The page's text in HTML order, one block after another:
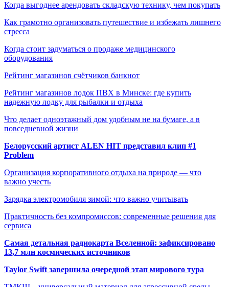
Когда выгоднее арендовать складскую технику, чем покупать
Как грамотно организовать путешествие и избежать лишнего
стресса
Когда стоит задуматься о продаже медицинского
оборудования
Рейтинг магазинов счётчиков банкнот
Рейтинг магазинов лодок ПВХ в Минске: где купить
надежную лодку для рыбалки и отдыха
Что делает одноэтажный дом удобным не на бумаге, а в
повседневной жизни
Белорусский артист ALEN HIT представил клип #1
Problem
Организация корпоративного отдыха на природе — что
важно учесть
Зарядка электромобиля зимой: что важно учитывать
Практичность без компромиссов: современные решения для
сервиса
Самая детальная радиокарта Вселенной: зафиксировано
13,7 млн космических источников
Taylor Swift завершила очередной этап мирового тура